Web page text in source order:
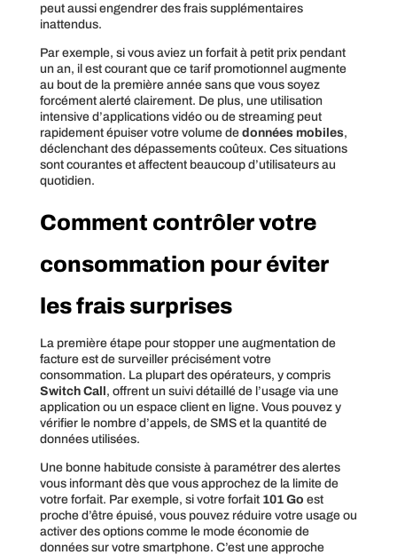
peut aussi engendrer des frais supplémentaires
inattendus.
Par exemple, si vous aviez un forfait à petit prix pendant
un an, il est courant que ce tarif promotionnel augmente
au bout de la première année sans que vous soyez
forcément alerté clairement. De plus, une utilisation
intensive d’applications vidéo ou de streaming peut
rapidement épuiser votre volume de données mobiles,
déclenchant des dépassements coûteux. Ces situations
sont courantes et affectent beaucoup d’utilisateurs au
quotidien.
Comment contrôler votre
consommation pour éviter
les frais surprises
La première étape pour stopper une augmentation de
facture est de surveiller précisément votre
consommation. La plupart des opérateurs, y compris
Switch Call, offrent un suivi détaillé de l’usage via une
application ou un espace client en ligne. Vous pouvez y
vérifier le nombre d’appels, de SMS et la quantité de
données utilisées.
Une bonne habitude consiste à paramétrer des alertes
vous informant dès que vous approchez de la limite de
votre forfait. Par exemple, si votre forfait 101 Go est
proche d’être épuisé, vous pouvez réduire votre usage ou
activer des options comme le mode économie de
données sur votre smartphone. C’est une approche